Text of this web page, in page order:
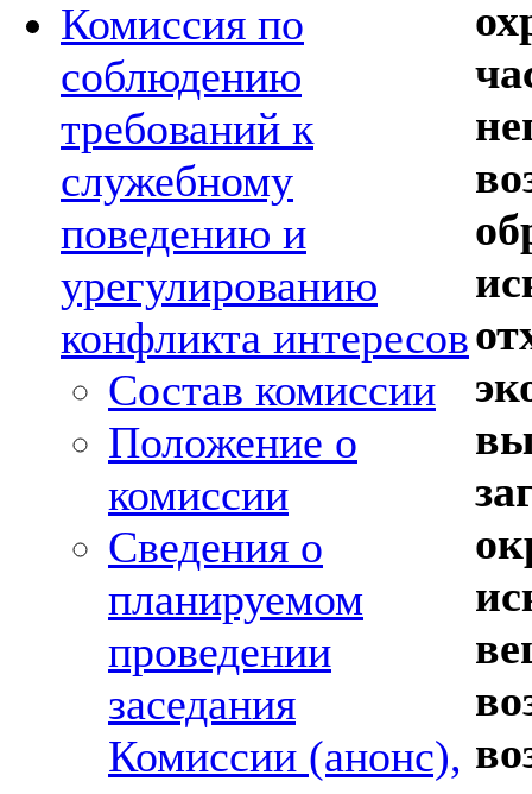
Комиссия по
соблюдению
требований к
служебному
поведению и
урегулированию
конфликта интересов
Состав комиссии
Положение о
комиссии
Сведения о
планируемом
проведении
заседания
Комиссии (анонс),